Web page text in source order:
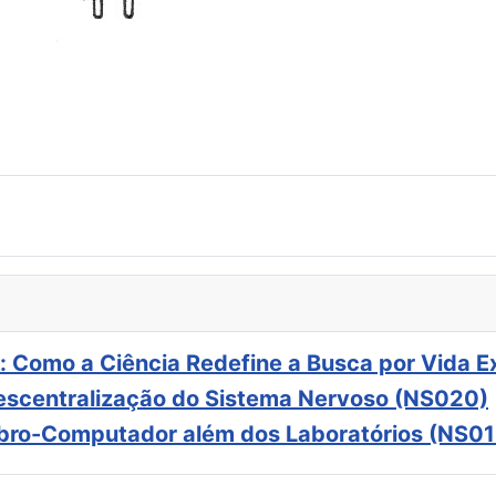
a Ciência Redefine a Busca por Vida
do Sistema Nervoso (NS020)
Computador além dos Laboratórios